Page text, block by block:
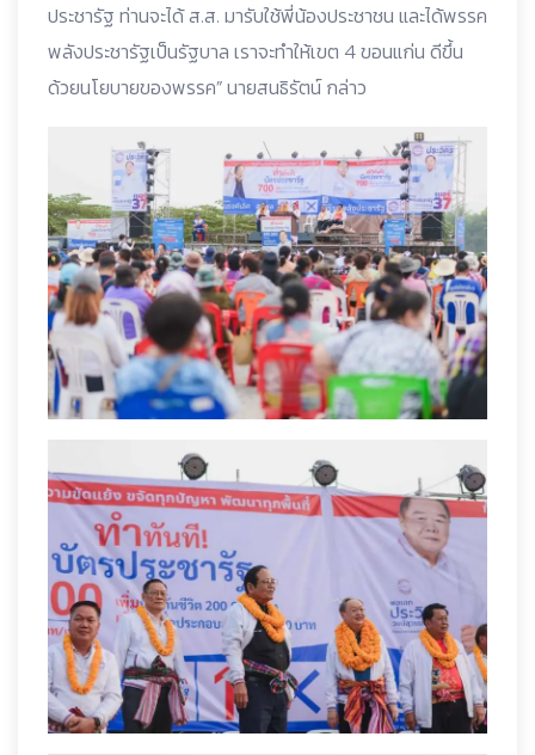
ประชารัฐ ท่านจะได้ ส.ส. มารับใช้พี่น้องประชาชน และได้พรรค
พลังประชารัฐเป็นรัฐบาล เราจะทำให้เขต 4 ขอนแก่น ดีขึ้น
ด้วยนโยบายของพรรค” นายสนธิรัตน์ กล่าว